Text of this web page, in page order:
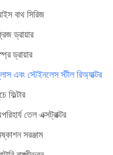
বাথ সিরিজ
ড্রায়ার
ড্রায়ার
এবং স্টেইনলেস স্টীল রিঅ্যাক্টর
ফিল্টার
তেল এক্সট্রাক্টর
সরঞ্জাম